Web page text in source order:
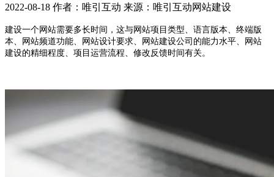
2022-08-18 作者：唯引互动 来源：唯引互动网站建设
建设一个网站需要多长时间，这与网站项目类型、语言版本、终端版
本、网站频道功能、网站设计要求、网站建设公司的能力水平、网站
建设的精细程度、项目运营流程、修改反馈时间有关。